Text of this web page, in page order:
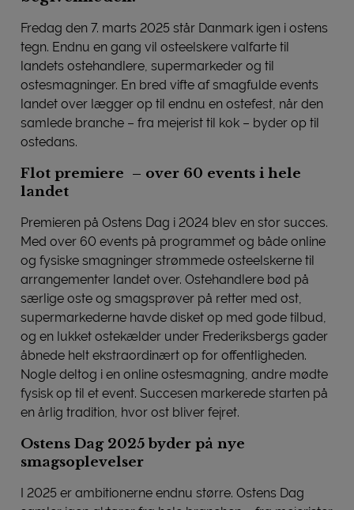
Fredag den 7. marts 2025 står Danmark igen i ostens
tegn. Endnu en gang vil osteelskere valfarte til
landets ostehandlere, supermarkeder og til
ostesmagninger. En bred vifte af smagfulde events
landet over lægger op til endnu en ostefest, når den
samlede branche – fra mejerist til kok – byder op til
ostedans.
Flot premiere – over 60 events i hele
landet
Premieren på Ostens Dag i 2024 blev en stor succes.
Med over 60 events på programmet og både online
og fysiske smagninger strømmede osteelskerne til
arrangementer landet over. Ostehandlere bød på
særlige oste og smagsprøver på retter med ost,
supermarkederne havde disket op med gode tilbud,
og en lukket ostekælder under Frederiksbergs gader
åbnede helt ekstraordinært op for offentligheden.
Nogle deltog i en online ostesmagning, andre mødte
fysisk op til et event. Succesen markerede starten på
en årlig tradition, hvor ost bliver fejret.
Ostens Dag 2025 byder på nye
smagsoplevelser
I 2025 er ambitionerne endnu større. Ostens Dag